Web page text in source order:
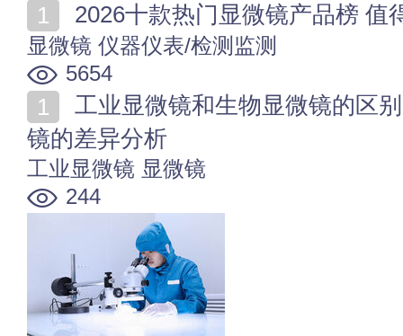
2026十款热门显微镜产品榜 值
显微镜 仪器仪表/检测监测
5654
镜的差异分析
工业显微镜 显微镜
244